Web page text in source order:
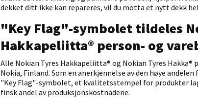
dekket ditt ikke kan repareres, vil du motta et nytt dekk
"Key Flag"-symbolet tildeles
Hakkapeliitta® person- og
Alle Nokian Tyres Hakkapeliitta® og Nokian Tyres
Nokia, Finland. Som en anerkjennelse av den høye
"Key Flag"-symbolet, et kvalitetsstempel for produkter
finsk andel av produksjonskostnadene.